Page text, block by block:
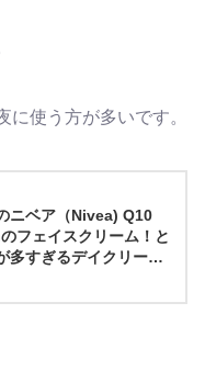
使う方が多いです。
ニベア（Nivea) Q10
フェイスクリーム！と
多すぎるデイクリーム